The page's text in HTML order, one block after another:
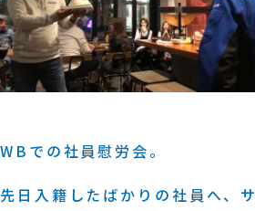
WBでの社員慰労会。
先日入籍したばかりの社員へ、サ